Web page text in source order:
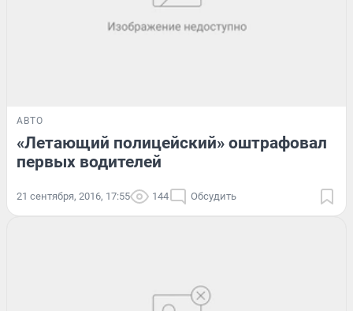
АВТО
«Летающий полицейский» оштрафовал
первых водителей
21 сентября, 2016, 17:55 144 Обсудить